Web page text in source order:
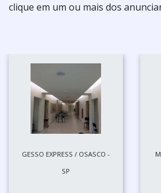
clique em um ou mais dos
GESSO EXPRESS / OSASCO -
SP